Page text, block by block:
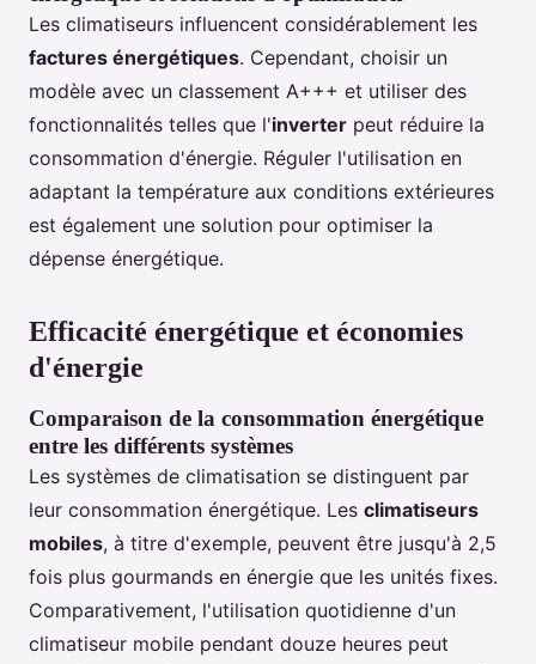
Les climatiseurs influencent considérablement les
factures énergétiques. Cependant, choisir un
modèle avec un classement A+++ et utiliser des
fonctionnalités telles que l'inverter peut réduire la
consommation d'énergie. Réguler l'utilisation en
adaptant la température aux conditions extérieures
est également une solution pour optimiser la
dépense énergétique.
Efficacité énergétique et économies
d'énergie
Comparaison de la consommation énergétique
entre les différents systèmes
Les systèmes de climatisation se distinguent par
leur consommation énergétique. Les climatiseurs
mobiles, à titre d'exemple, peuvent être jusqu'à 2,5
fois plus gourmands en énergie que les unités fixes.
Comparativement, l'utilisation quotidienne d'un
climatiseur mobile pendant douze heures peut